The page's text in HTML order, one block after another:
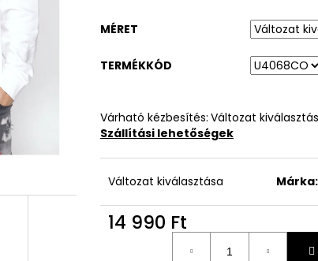
MÉRET
TERMÉKKÓD
Várható kézbesítés: Változat
Szállítási lehetőségek
Változat kiválasztása Márka:
14 990 Ft